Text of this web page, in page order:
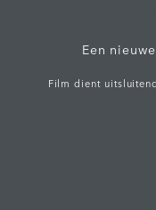
Een
Film dient